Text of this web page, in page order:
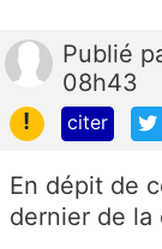
Publié
08h43
!
citer
En dépit de
dernier de la